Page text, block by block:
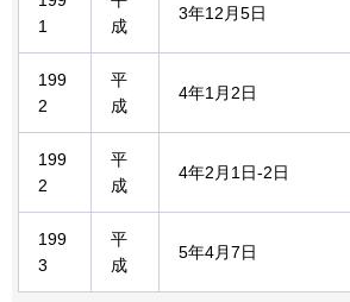
1
成
3年12月5日
199
2
平
成
4年1月2日
199
2
平
成
4年2月1日-2日
199
3
平
成
5年4月7日